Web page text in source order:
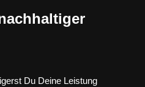
Du Deine Leistung